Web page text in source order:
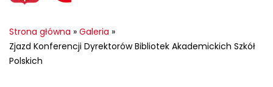
Strona główna » Galeria »
Zjazd Konferencji Dyrektorów Bibliotek Akademickich Szkół
Polskich